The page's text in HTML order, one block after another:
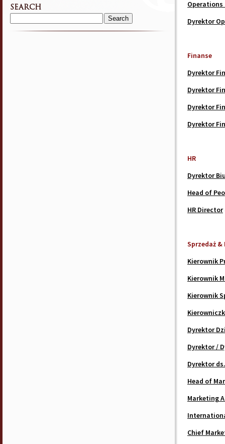
Operations
Dyrektor
Finanse
Dyrektor
Dyrektor
Dyrektor
Dyrektor
HR
Dyrektor
Head of
HR Director
Sprzedaż
Kierownik
Kierownik
Kierownik
Dyrektor
Dyrektor /
Dyrektor
Head of
Marketing
Chief
SEARCH
Search
for: